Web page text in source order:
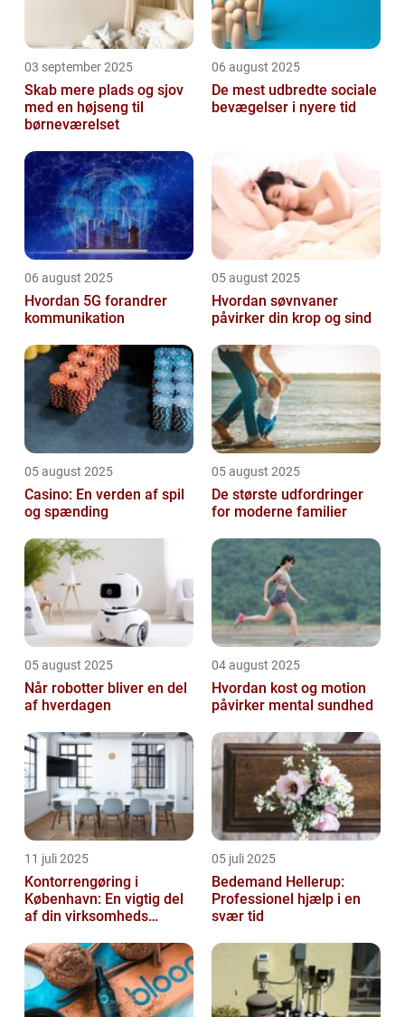
03 september 2025
Skab mere plads og sjov
med en højseng til
børneværelset
06 august 2025
De mest udbredte sociale
bevægelser i nyere tid
06 august 2025
Hvordan 5G forandrer
kommunikation
05 august 2025
Hvordan søvnvaner
påvirker din krop og sind
05 august 2025
Casino: En verden af spil
og spænding
05 august 2025
De største udfordringer
for moderne familier
05 august 2025
Når robotter bliver en del
af hverdagen
04 august 2025
Hvordan kost og motion
påvirker mental sundhed
11 juli 2025
Kontorrengøring i
København: En vigtig del
af din virksomheds
05 juli 2025
Bedemand Hellerup:
Professionel hjælp i en
svær tid